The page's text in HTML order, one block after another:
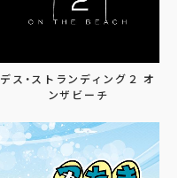
デス・ストランディング２ オ
ンザビーチ